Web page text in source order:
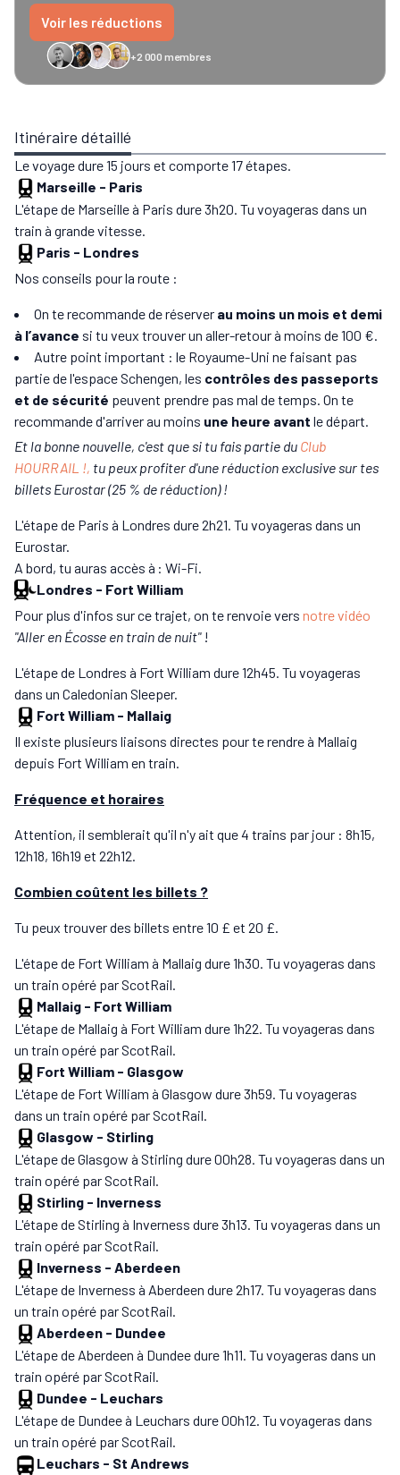
Voir les réductions
+2 000 membres
GreenGo Caledonian
Itinéraire détaillé
Le voyage dure 15 jours et comporte 17 étapes.
Marseille - Paris
L'étape de Marseille à Paris dure 3h20. Tu voyageras dans un
train à grande vitesse.
Paris - Londres
Nos conseils pour la route :
On te recommande de réserver au moins un mois et demi
à l’avance si tu veux trouver un aller-retour à moins de 100 €.
Autre point important : le Royaume-Uni ne faisant pas
partie de l'espace Schengen, les contrôles des passeports
et de sécurité peuvent prendre pas mal de temps. On te
recommande d'arriver au moins une heure avant le départ.
Et la bonne nouvelle, c'est que si tu fais partie du Club
HOURRAIL !, tu peux profiter d'une réduction exclusive sur tes
billets Eurostar (25 % de réduction) !
L'étape de Paris à Londres dure 2h21. Tu voyageras dans un
Eurostar.
A bord, tu auras accès à : Wi-Fi.
Londres - Fort William
Pour plus d'infos sur ce trajet, on te renvoie vers notre vidéo
"Aller en Écosse en train de nuit"!
L'étape de Londres à Fort William dure 12h45. Tu voyageras
dans un Caledonian Sleeper.
Fort William - Mallaig
Il existe plusieurs liaisons directes pour te rendre à Mallaig
depuis Fort William en train.
Fréquence et horaires
Attention, il semblerait qu'il n'y ait que 4 trains par jour : 8h15,
12h18, 16h19 et 22h12.
Combien coûtent les billets ?
Tu peux trouver des billets entre 10 £ et 20 £.
L'étape de Fort William à Mallaig dure 1h30. Tu voyageras dans
un train opéré par ScotRail.
Mallaig - Fort William
L'étape de Mallaig à Fort William dure 1h22. Tu voyageras dans
un train opéré par ScotRail.
Fort William - Glasgow
L'étape de Fort William à Glasgow dure 3h59. Tu voyageras
dans un train opéré par ScotRail.
Glasgow - Stirling
L'étape de Glasgow à Stirling dure 00h28. Tu voyageras dans un
train opéré par ScotRail.
Stirling - Inverness
L'étape de Stirling à Inverness dure 3h13. Tu voyageras dans un
train opéré par ScotRail.
Inverness - Aberdeen
L'étape de Inverness à Aberdeen dure 2h17. Tu voyageras dans
un train opéré par ScotRail.
Aberdeen - Dundee
L'étape de Aberdeen à Dundee dure 1h11. Tu voyageras dans un
train opéré par ScotRail.
Dundee - Leuchars
L'étape de Dundee à Leuchars dure 00h12. Tu voyageras dans
un train opéré par ScotRail.
Leuchars - St Andrews